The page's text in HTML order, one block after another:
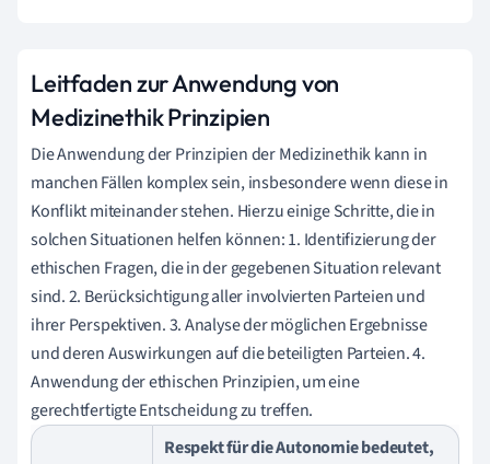
Leitfaden zur Anwendung von
Medizinethik Prinzipien
Die Anwendung der Prinzipien der Medizinethik kann in
manchen Fällen komplex sein, insbesondere wenn diese in
Konflikt miteinander stehen. Hierzu einige Schritte, die in
solchen Situationen helfen können: 1. Identifizierung der
ethischen Fragen, die in der gegebenen Situation relevant
sind. 2. Berücksichtigung aller involvierten Parteien und
ihrer Perspektiven. 3. Analyse der möglichen Ergebnisse
und deren Auswirkungen auf die beteiligten Parteien. 4.
Anwendung der ethischen Prinzipien, um eine
gerechtfertigte Entscheidung zu treffen.
Respekt für die Autonomie bedeutet,